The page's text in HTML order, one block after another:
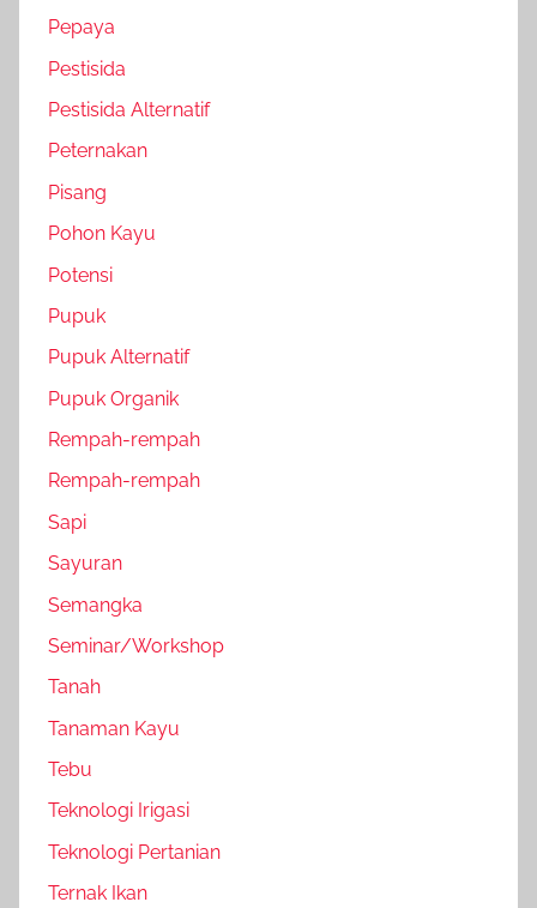
Pepaya
Pestisida
Pestisida Alternatif
Peternakan
Pisang
Pohon Kayu
Potensi
Pupuk
Pupuk Alternatif
Pupuk Organik
Rempah-rempah
Rempah-rempah
Sapi
Sayuran
Semangka
Seminar/Workshop
Tanah
Tanaman Kayu
Tebu
Teknologi Irigasi
Teknologi Pertanian
Ternak Ikan